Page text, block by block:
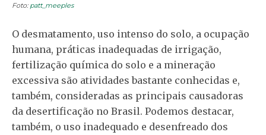
Foto: patt_meeples
O desmatamento, uso intenso do solo, a ocupação
humana, práticas inadequadas de irrigação,
fertilização química do solo e a mineração
excessiva são atividades bastante conhecidas e,
também, consideradas as principais causadoras
da desertificação no Brasil. Podemos destacar,
também, o uso inadequado e desenfreado dos